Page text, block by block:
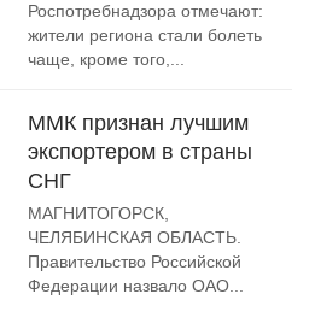
Роспотребнадзора отмечают:
жители региона стали болеть
чаще, кроме того,...
ММК признан лучшим
экспортером в страны
СНГ
МАГНИТОГОРСК,
ЧЕЛЯБИНСКАЯ ОБЛАСТЬ.
Правительство Российской
Федерации назвало ОАО...